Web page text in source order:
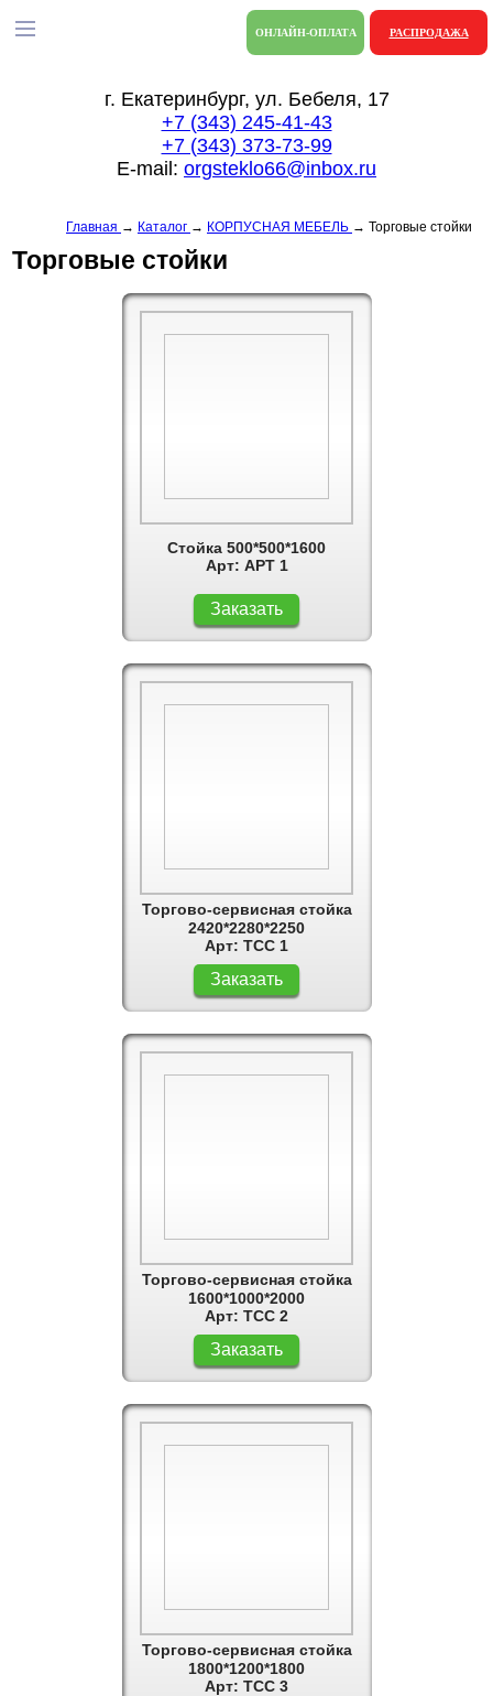
ОНЛАЙН-ОПЛАТА РАСПРОДАЖА
г. Екатеринбург, ул. Бебеля, 17
+7 (343) 245-41-43
+7 (343) 373-73-99
E-mail: orgsteklo66@inbox.ru
Главная → Каталог → КОРПУСНАЯ МЕБЕЛЬ → Торговые стойки
Торговые стойки
Стойка 500*500*1600
Арт: АРТ 1
Заказать
Торгово-сервисная стойка
2420*2280*2250
Арт: ТСС 1
Заказать
Торгово-сервисная стойка
1600*1000*2000
Арт: ТСС 2
Заказать
Торгово-сервисная стойка
1800*1200*1800
Арт: ТСС 3